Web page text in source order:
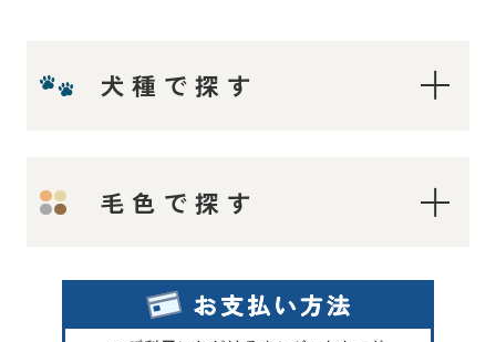
犬種で探す
ティーカッププードル
ロイヤルティーカッププードル
マイクロティーカッププードル
毛色で探す
レッド・フォーン
シルバー